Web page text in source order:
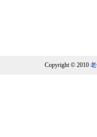
Copyright © 2010